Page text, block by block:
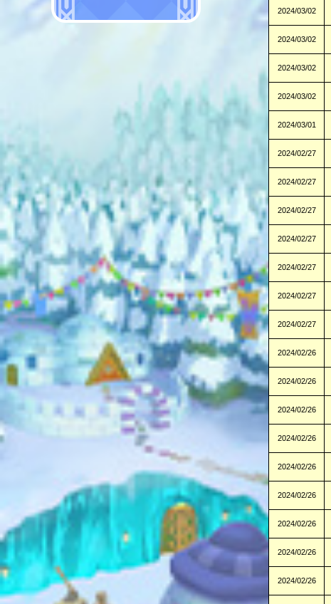
2024/03/02
2024/03/02
2024/03/02
2024/03/02
2024/03/01
2024/02/27
2024/02/27
2024/02/27
2024/02/27
2024/02/27
2024/02/27
2024/02/27
2024/02/26
2024/02/26
2024/02/26
2024/02/26
2024/02/26
2024/02/26
2024/02/26
2024/02/26
2024/02/26